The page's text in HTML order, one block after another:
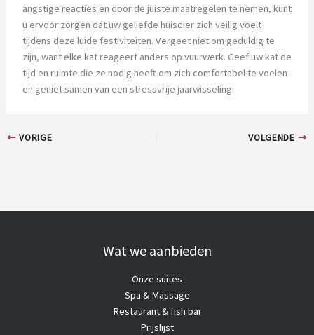
angstige reacties en door de juiste maatregelen te nemen, kunt
u ervoor zorgen dat uw geliefde huisdier zich veilig voelt
tijdens deze luide festiviteiten. Vergeet niet om geduldig te
zijn, want elke kat reageert anders op vuurwerk. Geef uw kat de
tijd en ruimte die ze nodig heeft om zich comfortabel te voelen
en geniet samen van een stressvrije jaarwisseling.
VORIGE VOLGENDE
Wat we aanbieden
Onze suites
Spa & Massage
Restaurant & fish bar
Prijslijst